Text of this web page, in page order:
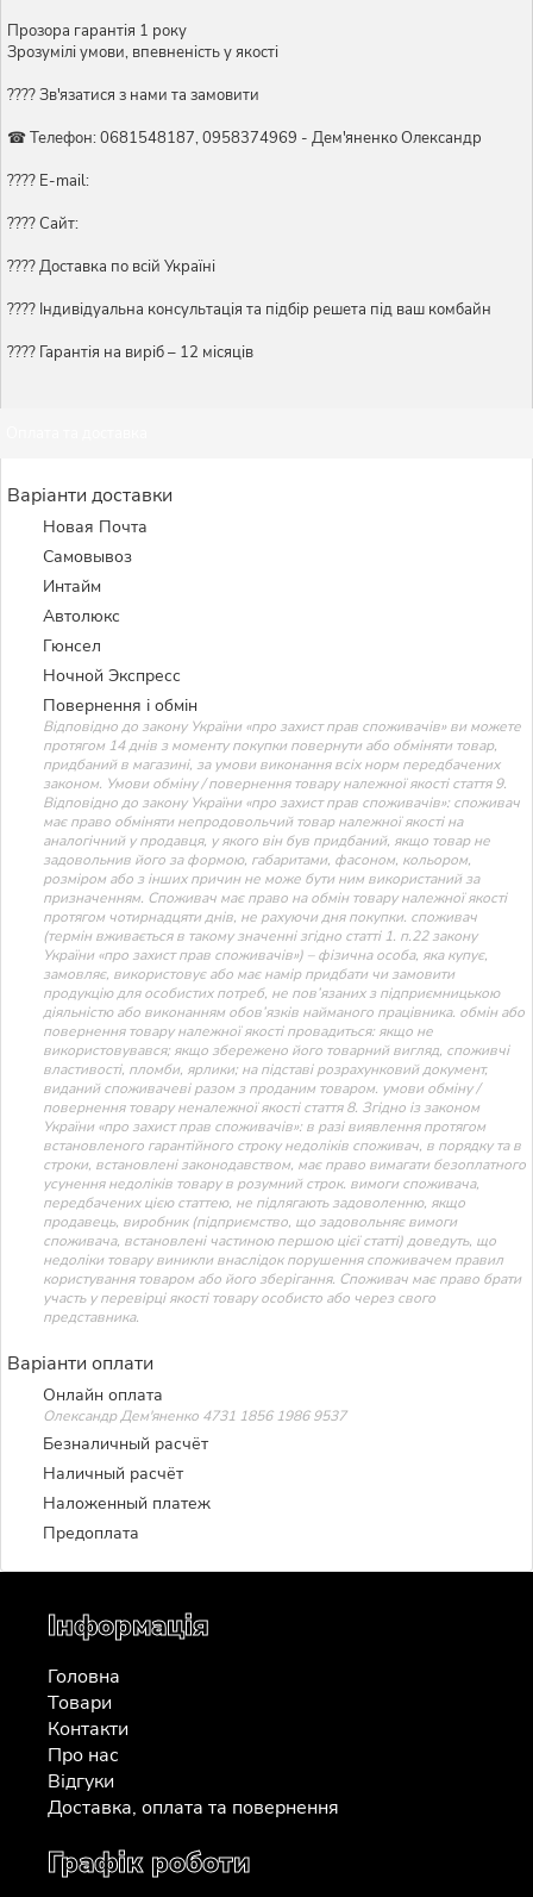
Прозора гарантія 1 року
Зрозумілі умови, впевненість у якості
???? Зв'язатися з нами та замовити
☎ Телефон: 0681548187, 0958374969 - Дем'яненко Олександр
???? E-mail:
???? Сайт:
???? Доставка по всій Україні
????️ Індивідуальна консультація та підбір решета під ваш комбайн
???? Гарантія на виріб – 12 місяців
Варіанти доставки
Новая Почта
Самовывоз
Интайм
Автолюкс
Гюнсел
Ночной Экспресс
Повернення і обмін
Відповідно до закону України «про захист прав споживачів» ви можете
протягом 14 днів з моменту покупки повернути або обміняти товар,
придбаний в магазині, за умови виконання всіх норм передбачених
законом. Умови обміну / повернення товару належної якості стаття 9.
Відповідно до закону України «про захист прав споживачів»: споживач
має право обміняти непродовольчий товар належної якості на
аналогічний у продавця, у якого він був придбаний, якщо товар не
задовольнив його за формою, габаритами, фасоном, кольором,
розміром або з інших причин не може бути ним використаний за
призначенням. Споживач має право на обмін товару належної якості
протягом чотирнадцяти днів, не рахуючи дня покупки. споживач
(термін вживається в такому значенні згідно статті 1. п.22 закону
України «про захист прав споживачів») – фізична особа, яка купує,
замовляє, використовує або має намір придбати чи замовити
продукцію для особистих потреб, не пов’язаних з підприємницькою
діяльністю або виконанням обов’язків найманого працівника. обмін або
повернення товару належної якості провадиться: якщо не
використовувався; якщо збережено його товарний вигляд, споживчі
властивості, пломби, ярлики; на підставі розрахунковий документ,
виданий споживачеві разом з проданим товаром. умови обміну /
повернення товару неналежної якості стаття 8. Згідно із законом
України «про захист прав споживачів»: в разі виявлення протягом
встановленого гарантійного строку недоліків споживач, в порядку та в
строки, встановлені законодавством, має право вимагати безоплатного
усунення недоліків товару в розумний строк. вимоги споживача,
передбачених цією статтею, не підлягають задоволенню, якщо
продавець, виробник (підприємство, що задовольняє вимоги
споживача, встановлені частиною першою цієї статті) доведуть, що
недоліки товару виникли внаслідок порушення споживачем правил
користування товаром або його зберігання. Споживач має право брати
участь у перевірці якості товару особисто або через свого
представника.
Варіанти оплати
Онлайн оплата
Олександр Дем'яненко 4731 1856 1986 9537
Безналичный расчёт
Наличный расчёт
Наложенный платеж
Предоплата
Інформація
Головна
Товари
Контакти
Про нас
Відгуки
Доставка, оплата та повернення
Графік роботи